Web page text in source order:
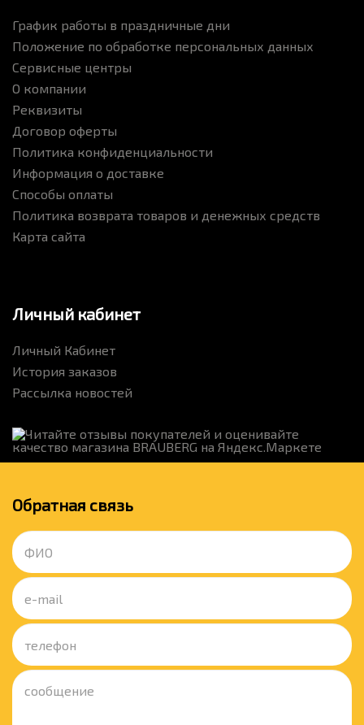
График работы в праздничные дни
Положение по обработке персональных данных
Сервисные центры
О компании
Реквизиты
Договор оферты
Политика конфиденциальности
Информация о доставке
Способы оплаты
Политика возврата товаров и денежных средств
Карта сайта
Личный кабинет
Личный Кабинет
История заказов
Рассылка новостей
Обратная связь